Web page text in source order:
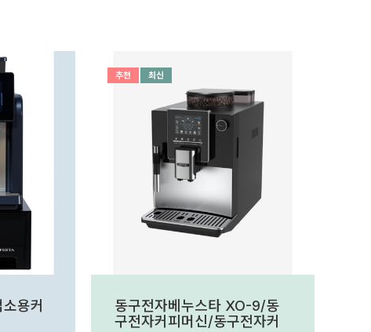
용커
동구전자베누스타 XO-9/동
구전자커피머신/동구전자커
추천 최신